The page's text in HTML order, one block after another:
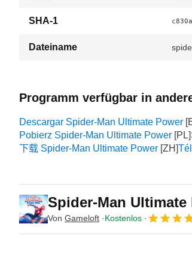
SHA-1
Dateiname
Programm verfügbar in
Descargar Spider-Man Ultimate Power
Pobierz Spider-Man Ultimate Power
下载 Spider-Man Ultimate Power
Spider-Man Ultimate
Von Gameloft Kostenlos